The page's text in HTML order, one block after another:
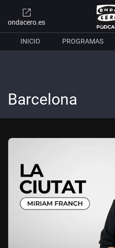
ondacero.es
INICIO PROGRAMAS
Barcelona